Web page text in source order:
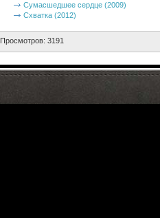
Сумасшедшее сердце (2009)
Схватка (2012)
Просмотров: 3191